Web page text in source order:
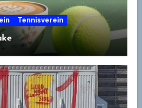
Tennisverein